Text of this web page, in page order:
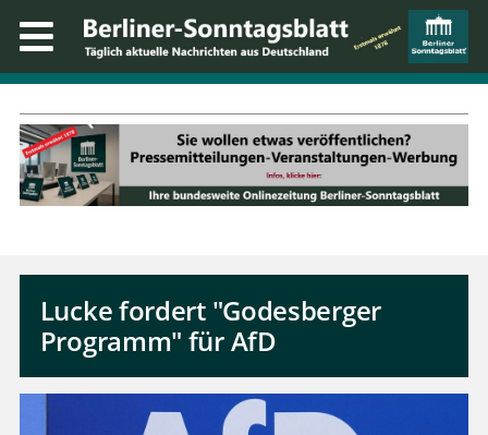
Lucke fordert "Godesberger
Programm" für AfD